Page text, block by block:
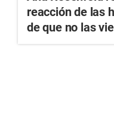
reacción de las
de que no las